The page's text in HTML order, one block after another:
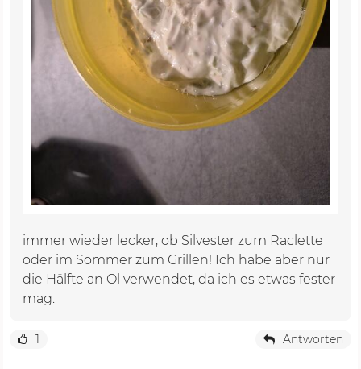
immer wieder lecker, ob Silvester zum Raclette
oder im Sommer zum Grillen! Ich habe aber nur
die Hälfte an Öl verwendet, da ich es etwas fester
mag.
1 Antworten